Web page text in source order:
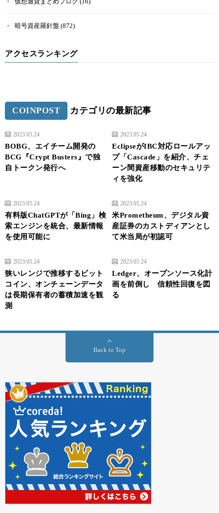
暗号資産羅針盤 (872)
アクセスランキング
COINPOST カテゴリの最新記事
2023.05.24
BOBG、エイチーム開発の
BCG『Crypt Busters』で独
自トークン発行へ
2023.05.24
EclipseがIBC対応ロールアッ
プ「Cascade」を紹介、チェ
ーン間資産移動のセキュリテ
ィを強化
2023.05.24
有料版ChatGPTが「Bing」検
索エンジンを統合、最新情報
を使用可能に
2023.05.24
米Prometheum、デジタル資
産証券のカストディアンとし
て米当局が初認可
2023.05.24
狭いレンジで推移するビット
コイン、オンチェーンデータ
は長期保有者の蓄積加速を観
測
2023.05.24
Ledger、オープンソース化計
画を前倒し 信頼性回復を図
る
Back to Top